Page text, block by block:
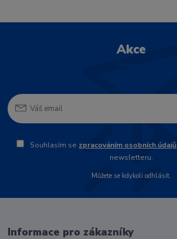
Akce
Souhlasím se zpracováním osobních údajů
newsletteru.
Můžete se kdykoli odhlásit.
Informace pro zákazníky